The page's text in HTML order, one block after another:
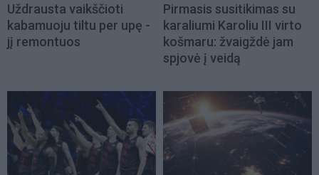
Uždrausta vaikščioti
kabamuoju tiltu per upę -
jį remontuos
Pirmasis susitikimas su
karaliumi Karoliu III virto
košmaru: žvaigždė jam
spjovė į veidą